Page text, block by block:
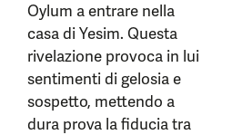
Oylum a entrare nella
casa di Yesim. Questa
rivelazione provoca in lui
sentimenti di gelosia e
sospetto, mettendo a
dura prova la fiducia tra